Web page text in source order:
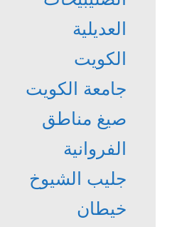
العديلية
الكويت
جامعة الكويت
صيغ مناطق
الفروانية
جليب الشيوخ
خيطان